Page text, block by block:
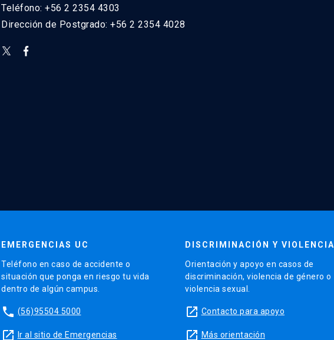
Teléfono: +56 2 2354 4303
Dirección de Postgrado: +56 2 2354 4028
EMERGENCIAS UC
Teléfono en caso de accidente o
situación que ponga en riesgo tu vida
dentro de algún campus.
phone (56)95504 5000
launch Ir al sitio de Emergencias
DISCRIMINACIÓN Y VIOLENCIA
Orientación y apoyo en casos de
discriminación, violencia de género o
violencia sexual.
launch Contacto para apoyo
launch Más orientación